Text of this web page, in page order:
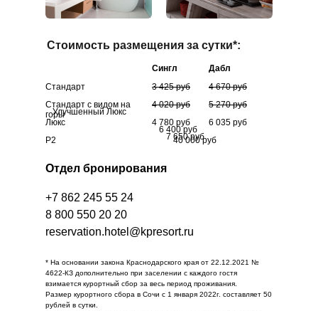
Стоимость размещения за сутки*:
Сингл Дабл
* На основании закона Краснодарского края от 22.12.2021 №
4622-КЗ дополнительно при заселении с каждого гостя
взимается курортный сбор за весь период проживания.
Размер курортного сбора в Сочи с 1 января 2022г. составляет 50
рублей в сутки.
Отдел бронирования
8 800 550 20 20
reservation.hotel@kpresort.ru
+7 862 245 55 24
Стандарт
Стандарт с видом на
горы
Люкс
Р2
3 425 руб
4 020 руб
4 780 руб
40 000 руб
4 670 руб
5 270 руб
6 035 руб
Улучшенный Люкс
6 400 руб
7 650 руб